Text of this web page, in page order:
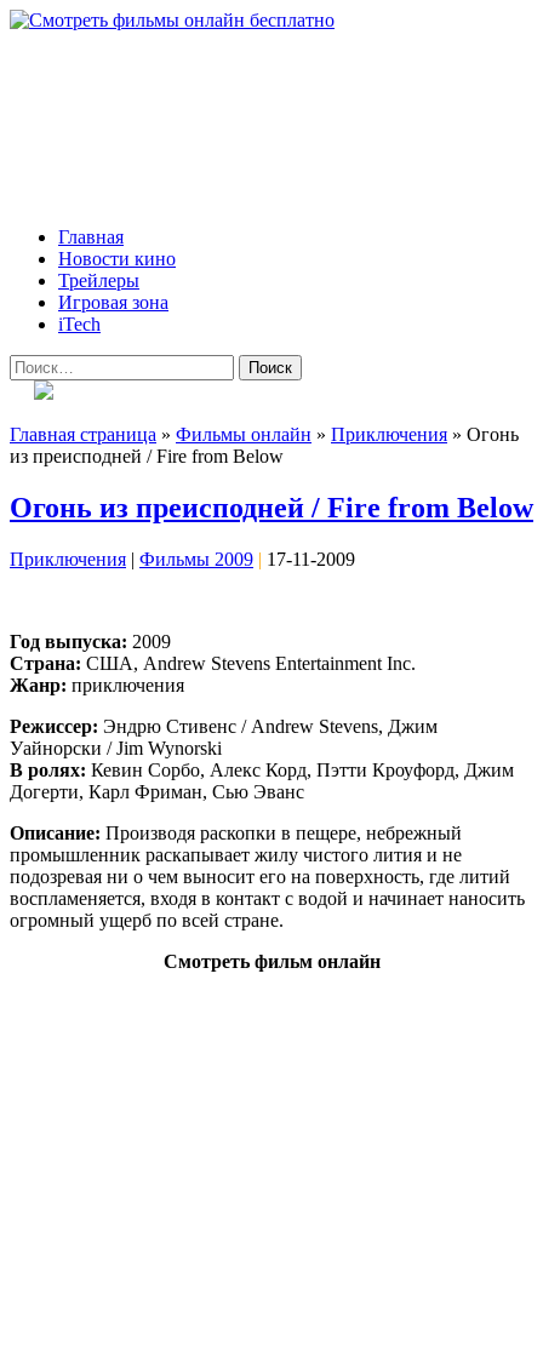
Skip
Primary
Menu
Главная
Новости кино
Трейлеры
Игровая зона
iTech
Найти:
Главная страница » Фильмы онлайн » Приключения » Огонь
из преисподней / Fire from Below
Огонь из преисподней / Fire from Below
Приключения | Фильмы 2009 | 17-11-2009
Год выпуска: 2009
Страна: США, Andrew Stevens Entertainment Inc.
Жанр: приключения
Режиссер: Эндрю Стивенс / Andrew Stevens, Джим
Уайнорски / Jim Wynorski
В ролях: Кевин Сорбо, Алекс Корд, Пэтти Кроуфорд, Джим
Догерти, Карл Фриман, Сью Эванс
Описание: Производя раскопки в пещере, небрежный
промышленник раскапывает жилу чистого лития и не
подозревая ни о чем выносит его на поверхность, где литий
воспламеняется, входя в контакт с водой и начинает наносить
огромный ущерб по всей стране.
Смотреть фильм онлайн